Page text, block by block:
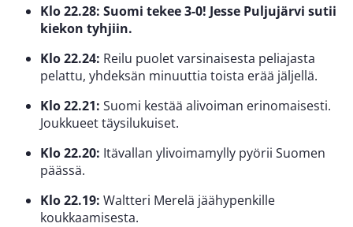
Klo 22.28: Suomi tekee 3-0! Jesse Puljujärvi sutii
kiekon tyhjiin.
Klo 22.24: Reilu puolet varsinaisesta peliajasta
pelattu, yhdeksän minuuttia toista erää jäljellä.
Klo 22.21: Suomi kestää alivoiman erinomaisesti.
Joukkueet täysilukuiset.
Klo 22.20: Itävallan ylivoimamylly pyörii Suomen
päässä.
Klo 22.19: Waltteri Merelä jäähypenkille
koukkaamisesta.